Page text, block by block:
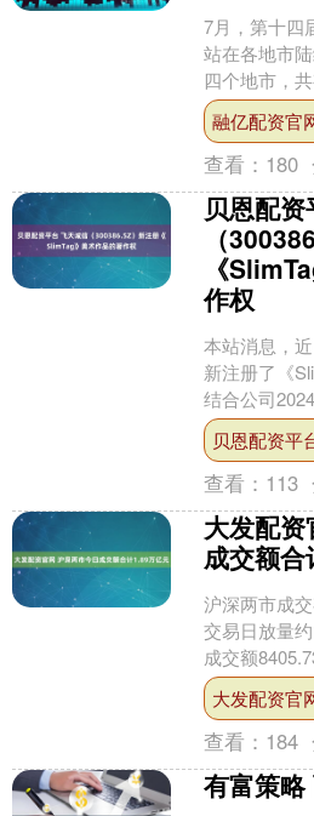
7月，第十四
站在各地市
四个地市，
名义工参与
盛夏，温度高
融亿配资官
查看： 180
贝恩配
（
《
作权
本站消息，
新注册了《
结合公司
公司在研发方
贝恩配资平
查看： 113
大发配
成交额
沪深两市成
交易日放量
成交额
亿元。中际
大发配资官
查看： 184
有富策